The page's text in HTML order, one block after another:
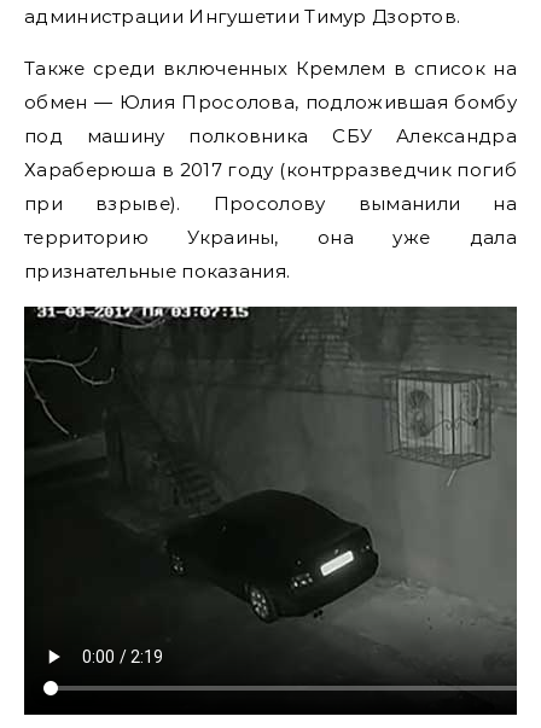
администрации Ингушетии Тимур Дзортов.
Также среди включенных Кремлем в список на
обмен — Юлия Просолова, подложившая бомбу
под машину полковника СБУ Александра
Хараберюша в 2017 году (контрразведчик погиб
при взрыве). Просолову выманили на
территорию Украины, она уже дала
признательные показания.